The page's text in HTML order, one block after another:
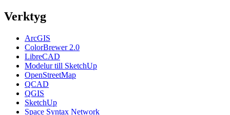
Verktyg
ArcGIS
ColorBrewer 2.0
LibreCAD
Modelur till SketchUp
OpenStreetMap
QCAD
QGIS
SketchUp
Space Syntax Network